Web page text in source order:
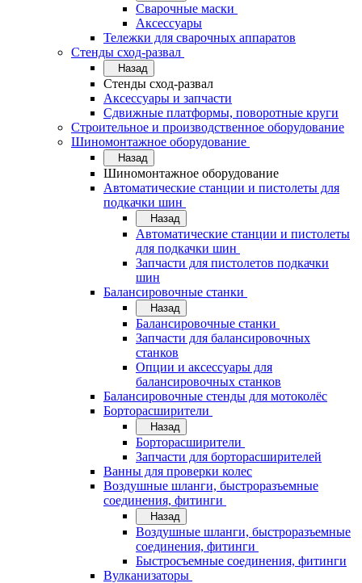
Сварочные маски
Аксессуары
Тележки для сварочных аппаратов
Стенды сход-развал
Назад
Стенды сход-развал
Аксессуары и запчасти
Сдвижные платформы, поворотные круги
Строительное и производственное оборудование
Шиномонтажное оборудование
Назад
Шиномонтажное оборудование
Автоматические станции и пистолеты для
подкачки шин
Назад
Автоматические станции и пистолеты
для подкачки шин
Запчасти для пистолетов подкачки
шин
Балансировочные станки
Назад
Балансировочные станки
Запчасти для балансировочных
станков
Опции и аксессуары для
балансировочных станков
Балансировочные стенды для мотоколёс
Борторасширители
Назад
Борторасширители
Запчасти для борторасширителей
Ванны для проверки колес
Воздушные шланги, быстроразъемные
соединения, фитинги
Назад
Воздушные шланги, быстроразъемные
соединения, фитинги
Быстросъемные соединения, фитинги
Вулканизаторы